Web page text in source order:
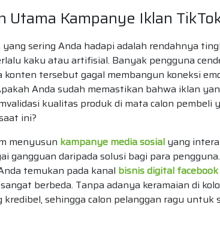
Utama Kampanye Iklan
sering Anda hadapi adalah rendahnya
kaku atau artifisial. Banyak pengguna
konten tersebut gagal membangun koneksi
Anda sudah memastikan bahwa iklan
kualitas produk di mata calon pembeli
ini?
menyusun kampanye media sosial yang
gangguan daripada solusi bagi para
temukan pada kanal bisnis digital facebook
berbeda. Tanpa adanya keramaian di
kredibel, sehingga calon pelanggan ragu